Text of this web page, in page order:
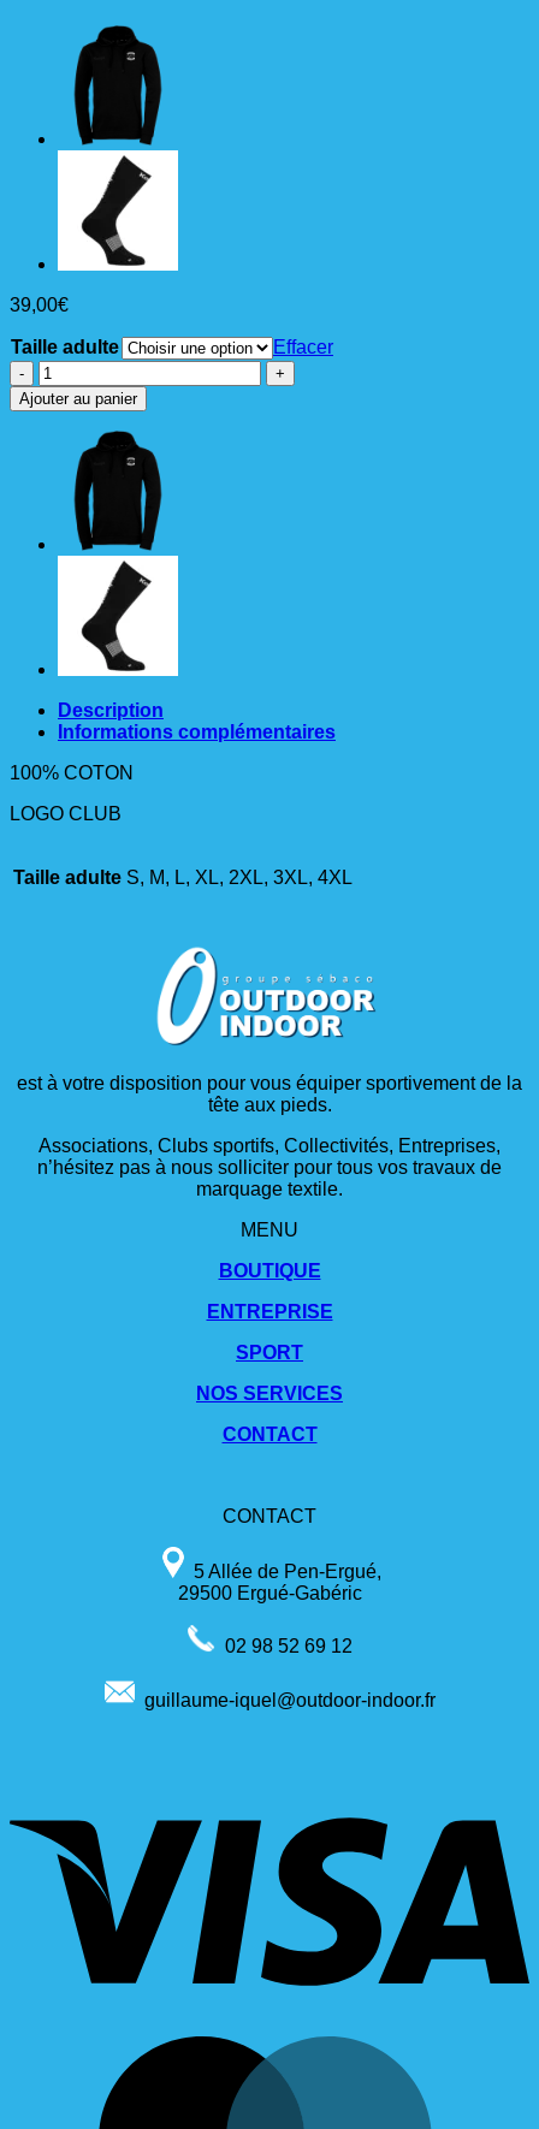
39,00€
Taille adulte
Effacer
quantité
de
SWEAT
HOODIE
CAPUCHE
KEMPA
ADULTE
NOIR
Ajouter au panier
Description
Informations complémentaires
100% COTON
LOGO CLUB
Taille adulte S, M, L, XL, 2XL, 3XL, 4XL
est à votre disposition pour vous équiper sportivement de la
tête aux pieds.
Associations, Clubs sportifs, Collectivités, Entreprises,
n’hésitez pas à nous solliciter pour tous vos travaux de
marquage textile.
MENU
BOUTIQUE
ENTREPRISE
SPORT
NOS SERVICES
CONTACT
CONTACT
5 Allée de Pen-Ergué,
29500 Ergué-Gabéric
02 98 52 69 12
guillaume-iquel@outdoor-indoor.fr